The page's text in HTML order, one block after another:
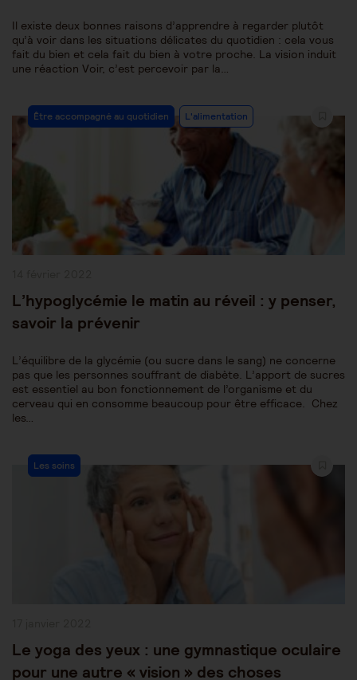
Il existe deux bonnes raisons d’apprendre à regarder plutôt
qu’à voir dans les situations délicates du quotidien : cela vous
fait du bien et cela fait du bien à votre proche. La vision induit
une réaction Voir, c’est percevoir par la…
Post
Category:
Être accompagné au quotidien L'alimentation
L’hypoglycémie le matin au réveil : y penser,
savoir la prévenir
L’équilibre de la glycémie (ou sucre dans le sang) ne concerne
pas que les personnes souffrant de diabète. L’apport de sucres
est essentiel au bon fonctionnement de l’organisme et du
cerveau qui en consomme beaucoup pour être efficace. Chez
les…
Post
Category:
Les soins
Le yoga des yeux : une gymnastique oculaire
pour une autre « vision » des choses